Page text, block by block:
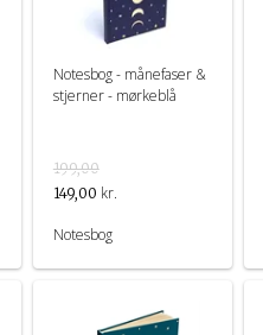
Notesbog - månefaser &
stjerner - mørkeblå
199,00
149,00 kr.
Notesbog